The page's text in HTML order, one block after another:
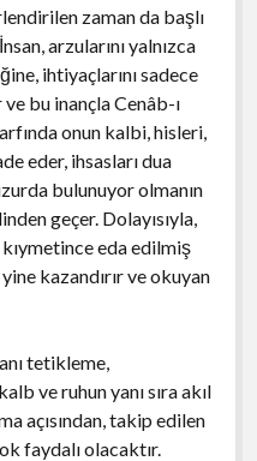
zaman da başlı
arzularını yalnızca
ihtiyaçlarını sadece
bu inançla Cenâb-ı
onun kalbi, hisleri,
eder, ihsasları dua
bulunuyor olmanın
geçer. Dolayısıyla,
eda edilmiş
kazandırır ve okuyan
tetikleme,
ve ruhun yanı sıra akıl
açısından, takip edilen
faydalı olacaktır.